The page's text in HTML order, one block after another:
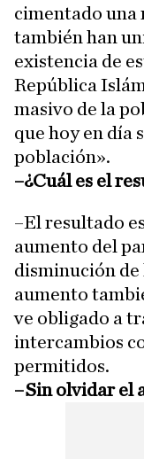
cimentado una
también han
existencia de
República
masivo de la
que hoy en día
población».
–¿Cuál es el
–El resultado
aumento del
disminución de
aumento
ve obligado a
intercambios
permitidos.
–Sin olvidar el